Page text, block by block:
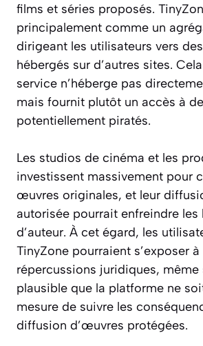
films et séries proposés.
principalement comme un
dirigeant les utilisateurs vers
hébergés sur d’autres sites.
service n’héberge pas
mais fournit plutôt un accès à
potentiellement piratés.
Les studios de cinéma et les
investissent massivement pour
œuvres originales, et leur
autorisée pourrait enfreindre
d’auteur. À cet égard, les
TinyZone pourraient s’exposer à
répercussions juridiques, même
plausible que la platforme ne
mesure de suivre les
diffusion d’œuvres protégées.